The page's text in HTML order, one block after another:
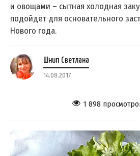
и овощами – сытная холодная
подойдёт для основательного
Нового года.
Шнип Светлана
14.08.2017
1 898